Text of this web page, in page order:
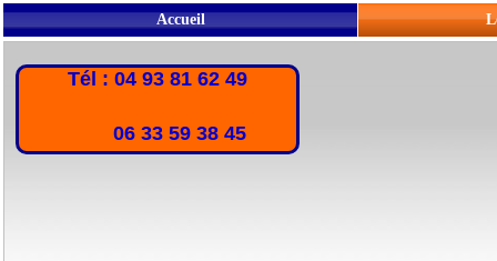
Accueil
Tél : 04 93 81 62 49
06 33 59 38 45